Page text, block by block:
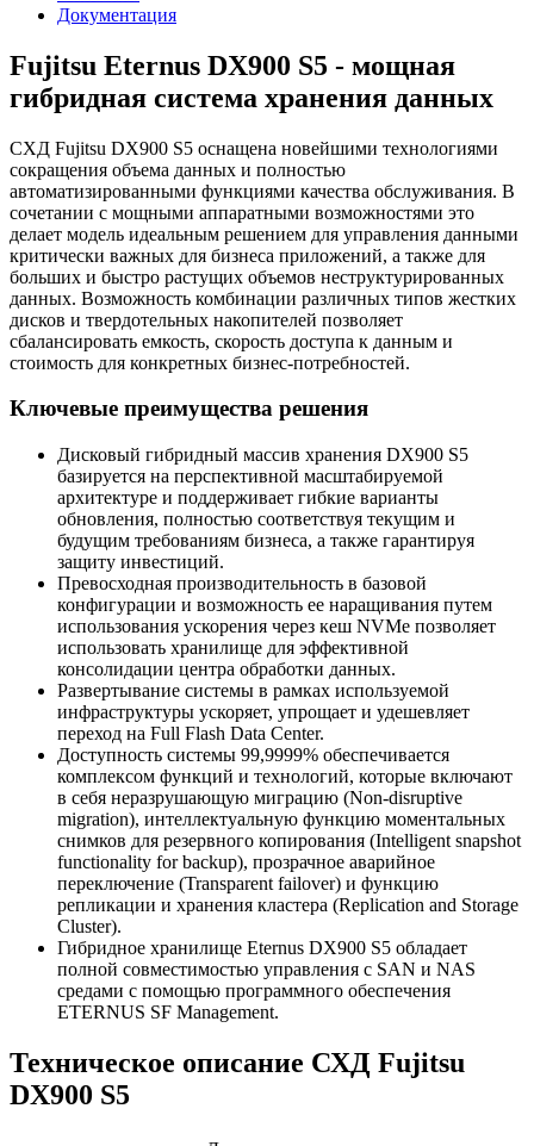
Документация
Fujitsu Eternus DX900 S5 - мощная
гибридная система хранения данных
СХД Fujitsu DX900 S5 оснащена новейшими технологиями
сокращения объема данных и полностью
автоматизированными функциями качества обслуживания. В
сочетании с мощными аппаратными возможностями это
делает модель идеальным решением для управления данными
критически важных для бизнеса приложений, а также для
больших и быстро растущих объемов неструктурированных
данных. Возможность комбинации различных типов жестких
дисков и твердотельных накопителей позволяет
сбалансировать емкость, скорость доступа к данным и
стоимость для конкретных бизнес-потребностей.
Ключевые преимущества решения
Дисковый гибридный массив хранения DX900 S5
базируется на перспективной масштабируемой
архитектуре и поддерживает гибкие варианты
обновления, полностью соответствуя текущим и
будущим требованиям бизнеса, а также гарантируя
защиту инвестиций.
Превосходная производительность в базовой
конфигурации и возможность ее наращивания путем
использования ускорения через кеш NVMe позволяет
использовать хранилище для эффективной
консолидации центра обработки данных.
Развертывание системы в рамках используемой
инфраструктуры ускоряет, упрощает и удешевляет
переход на Full Flash Data Center.
Доступность системы 99,9999% обеспечивается
комплексом функций и технологий, которые включают
в себя неразрушающую миграцию (Non-disruptive
migration), интеллектуальную функцию моментальных
снимков для резервного копирования (Intelligent snapshot
functionality for backup), прозрачное аварийное
переключение (Transparent failover) и функцию
репликации и хранения кластера (Replication and Storage
Cluster).
Гибридное хранилище Eternus DX900 S5 обладает
полной совместимостью управления с SAN и NAS
средами с помощью программного обеспечения
ETERNUS SF Management.
Техническое описание СХД Fujitsu
DX900 S5